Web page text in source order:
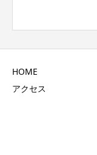
HOME
アクセス